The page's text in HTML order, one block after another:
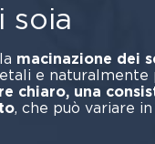
soia
macinazione dei
e naturalmente
chiaro, una
, che può variare in